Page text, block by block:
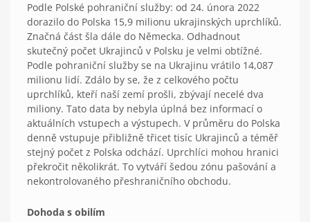
Podle Polské pohraniční služby: od 24. února 2022
dorazilo do Polska 15,9 milionu ukrajinských uprchlíků.
Značná část šla dále do Německa. Odhadnout
skutečný počet Ukrajinců v Polsku je velmi obtížné.
Podle pohraniční služby se na Ukrajinu vrátilo 14,087
milionu lidí. Zdálo by se, že z celkového počtu
uprchlíků, kteří naší zemí prošli, zbývají necelé dva
miliony. Tato data by nebyla úplná bez informací o
aktuálních vstupech a výstupech. V průměru do Polska
denně vstupuje přibližně třicet tisíc Ukrajinců a téměř
stejný počet z Polska odchází. Uprchlíci mohou hranici
překročit několikrát. To vytváří šedou zónu pašování a
nekontrolovaného přeshraničního obchodu.
Dohoda s obilím